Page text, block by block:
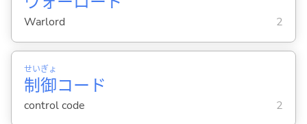
Warlord 2
制
せい
御
ぎょ
コード
control code 2